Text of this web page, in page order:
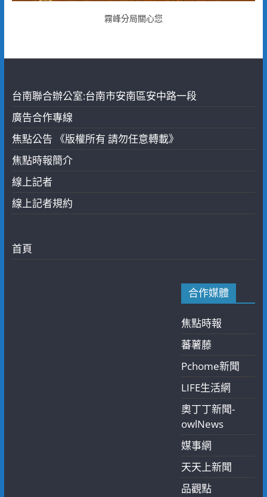
霧峰分局關心您
台南聯合辦公室:台南市安南區安中路一段
廣告合作專線
焦點公告 《版權所有 請勿任意轉載》
焦點時報簡介
線上記者
線上記者規約
首頁
合作媒體
焦點時報
蕃薯藤
Pchome新聞
LIFE生活網
奧丁丁新聞-
owlNews
媒事網
天天上新聞
品觀點